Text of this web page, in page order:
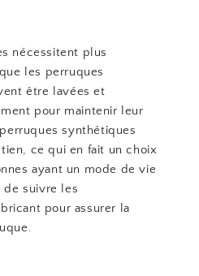
nécessitent plus
les perruques
être lavées et
pour maintenir leur
synthétiques
ce qui en fait un choix
ayant un mode de vie
suivre les
pour assurer la